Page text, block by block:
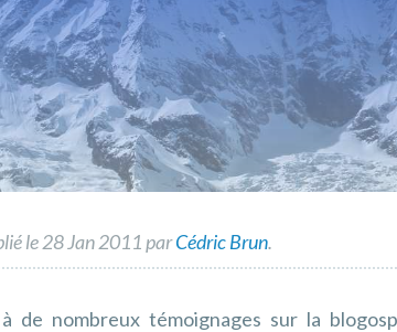
le 28 Jan 2011 parCédric Brun.
de nombreux témoignages sur la